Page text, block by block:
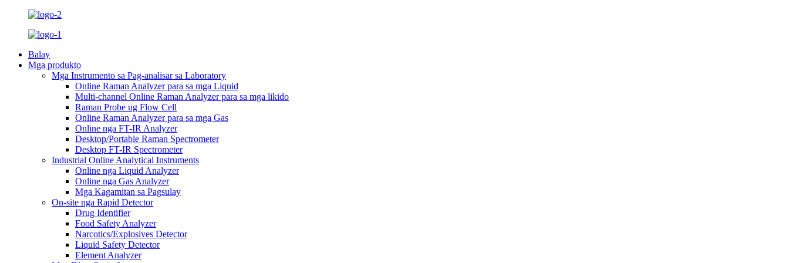
Balay
Mga produkto
Mga Instrumento sa Pag-analisar sa Laboratory
Online Raman Analyzer para sa mga Liquid
Multi-channel Online Raman Analyzer para sa mga likido
Raman Probe ug Flow Cell
Online Raman Analyzer para sa mga Gas
Online nga FT-IR Analyzer
Desktop/Portable Raman Spectrometer
Desktop FT-IR Spectrometer
Industrial Online Analytical Instruments
Online nga Liquid Analyzer
Online nga Gas Analyzer
Mga Kagamitan sa Pagsulay
On-site nga Rapid Detector
Drug Identifier
Food Safety Analyzer
Narcotics/Explosives Detector
Liquid Safety Detector
Element Analyzer